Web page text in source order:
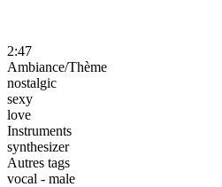
2:47
Ambiance/Thème
nostalgic
sexy
love
Instruments
synthesizer
Autres tags
vocal - male